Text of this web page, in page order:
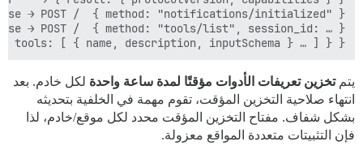
[ { name, description, inputSchema } … ] } }
يتمتخزين تعريفات الأدوات مؤقتًا لمدة ساعة واحدة لكل خادم. بعد
انتهاء صلاحية التخزين المؤقت، تقوم مهمة في الخلفية بتحديثه
بشكل شفاف. مفتاح التخزين المؤقت محدد لكل موقع/خادم، لذا
فإن التثبيتات متعددة المواقع معزولة.